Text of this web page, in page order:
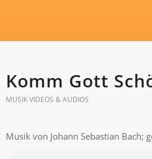
Komm Gott
MUSIK VIDEOS & AUDIOS
Musik von Johann Sebastian Bach;